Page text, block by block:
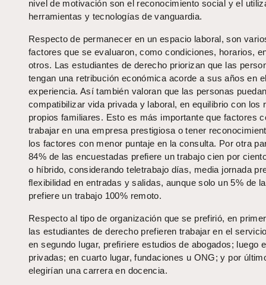
nivel de motivación son el reconocimiento social y el
herramientas y tecnologías de vanguardia.
Respecto de permanecer en un espacio laboral, son
factores que se evaluaron, como condiciones, horarios,
otros. Las estudiantes de derecho priorizan que las
tengan una retribución económica acorde a sus años en
experiencia. Así también valoran que las personas
compatibilizar vida privada y laboral, en equilibrio con los
propios familiares. Esto es más importante que factores
trabajar en una empresa prestigiosa o tener
los factores con menor puntaje en la consulta. Por otra
84% de las encuestadas prefiere un trabajo cien por
o híbrido, considerando teletrabajo días, media jornada
flexibilidad en entradas y salidas, aunque solo un 5% de
prefiere un trabajo 100% remoto.
Respecto al tipo de organización que se prefirió, en
las estudiantes de derecho prefieren trabajar en el
en segundo lugar, prefiriere estudios de abogados; luego
privadas; en cuarto lugar, fundaciones u ONG; y por
elegirían una carrera en docencia.